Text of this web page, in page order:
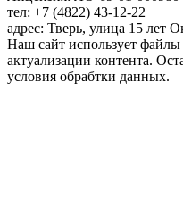
тел: +7 (4822) 43-12-22
адрес: Тверь, улица 15 лет
Наш сайт использует
актуализации контента.
условия обрабтки данных.